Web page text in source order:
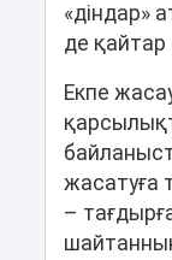
«діндар»
де қайтар
Екпе
жасатуға
–
шайтанның